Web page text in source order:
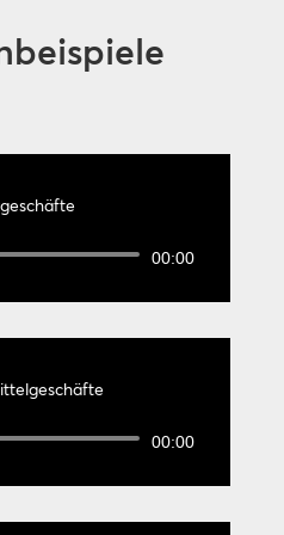
Audio-
00:00
Audio-
00:00